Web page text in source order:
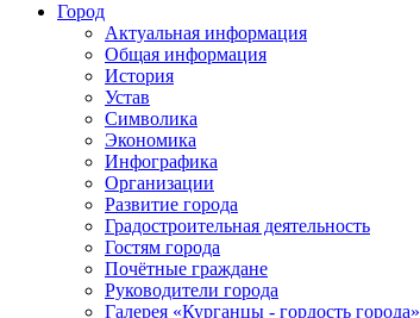
Город
Актуальная информация
Общая информация
История
Устав
Символика
Экономика
Инфографика
Организации
Развитие города
Градостроительная деятельность
Гостям города
Почётные граждане
Руководители города
Галерея «Курганцы - гордость города»